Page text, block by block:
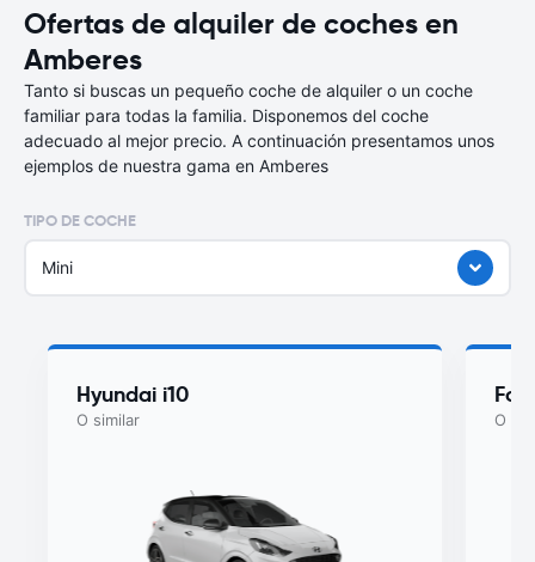
Ofertas de alquiler de coches en
Amberes
Tanto si buscas un pequeño coche de alquiler o un coche
familiar para todas la familia. Disponemos del coche
adecuado al mejor precio. A continuación presentamos unos
ejemplos de nuestra gama en Amberes
TIPO DE COCHE
Mini
Hyundai i10
O similar O